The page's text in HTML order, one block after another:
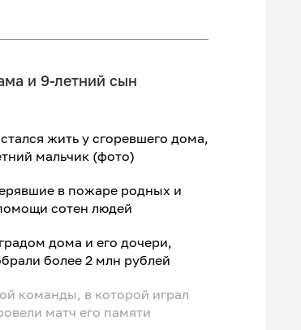
и 9-летний сын
жить у сгоревшего дома,
мальчик (фото)
в пожаре родных и
сотен людей
дома и его дочери,
более 2 млн рублей
команды, в которой играл
матч его памяти